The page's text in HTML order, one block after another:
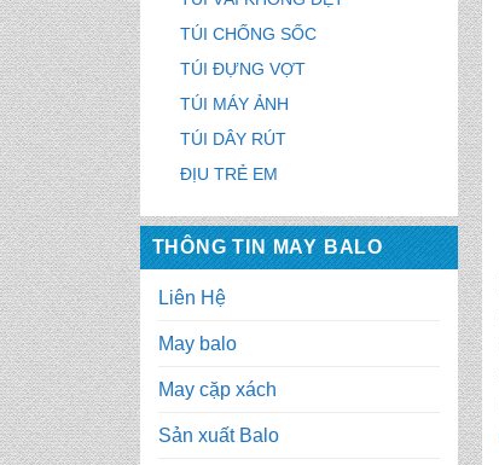
TÚI CHỐNG SỐC
TÚI ĐỰNG VỢT
TÚI MÁY ẢNH
TÚI DÂY RÚT
ĐỊU TRẺ EM
THÔNG TIN MAY BALO
Liên Hệ
May balo
May cặp xách
Sản xuất Balo